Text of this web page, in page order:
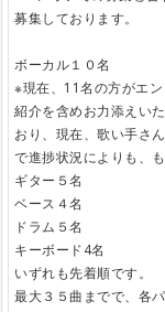
募集しております。
ボーカル１０名
※現在、11名の方がエ
紹介を含めお力添えい
おり、現在、歌い手さ
で進捗状況によりも、
ギター５名
ベース４名
ドラム５名
キーボード4名
いずれも先着順です。
最大３５曲までで、各